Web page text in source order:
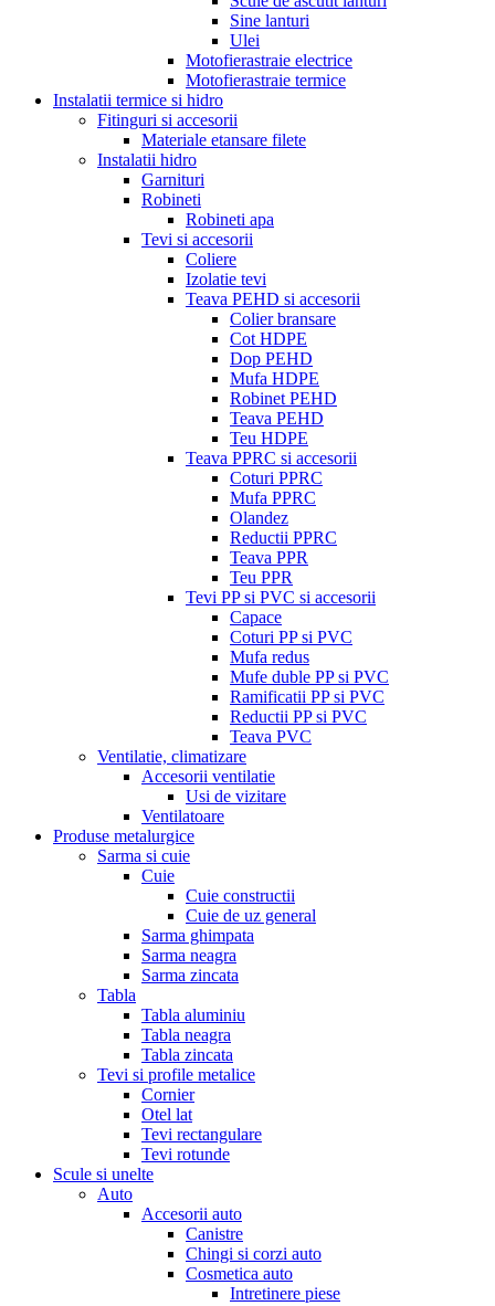
Sine lanturi
Ulei
Motofierastraie electrice
Motofierastraie termice
Instalatii termice si hidro
Fitinguri si accesorii
Materiale etansare filete
Instalatii hidro
Garnituri
Robineti
Robineti apa
Tevi si accesorii
Coliere
Izolatie tevi
Teava PEHD si accesorii
Colier bransare
Cot HDPE
Dop PEHD
Mufa HDPE
Robinet PEHD
Teava PEHD
Teu HDPE
Teava PPRC si accesorii
Coturi PPRC
Mufa PPRC
Olandez
Reductii PPRC
Teava PPR
Teu PPR
Tevi PP si PVC si accesorii
Capace
Coturi PP si PVC
Mufa redus
Mufe duble PP si PVC
Ramificatii PP si PVC
Reductii PP si PVC
Teava PVC
Ventilatie, climatizare
Accesorii ventilatie
Usi de vizitare
Ventilatoare
Produse metalurgice
Sarma si cuie
Cuie
Cuie constructii
Cuie de uz general
Sarma ghimpata
Sarma neagra
Sarma zincata
Tabla
Tabla aluminiu
Tabla neagra
Tabla zincata
Tevi si profile metalice
Cornier
Otel lat
Tevi rectangulare
Tevi rotunde
Scule si unelte
Auto
Accesorii auto
Canistre
Chingi si corzi auto
Cosmetica auto
Intretinere piese